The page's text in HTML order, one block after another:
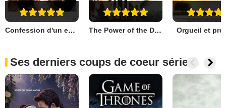
Confession d'un enfant du siècle The Power of the Dog Orgueil et
Ses derniers coups de coeur séries